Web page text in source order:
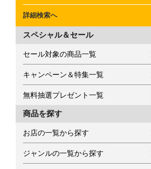
詳細検索へ
スペシャル＆セール
セール対象の商品一覧
キャンペーン＆特集一覧
無料抽選プレゼント一覧
商品を探す
お店の一覧から探す
ジャンルの一覧から探す